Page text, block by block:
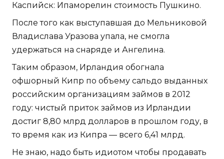
Каспийск: Ипаморелин стоимость Пушкино.
После того как выступавшая до Мельниковой
Владислава Уразова упала, не смогла
удержаться на снаряде и Ангелина.
Таким образом, Ирландия обогнала
офшорный Кипр по объему сальдо выданных
российским организациям займов в 2012
году: чистый приток займов из Ирландии
достиг 8,80 млрд долларов в прошлом году, в
то время как из Кипра — всего 6,41 млрд.
Не знаю, надо быть идиотом чтобы продавать